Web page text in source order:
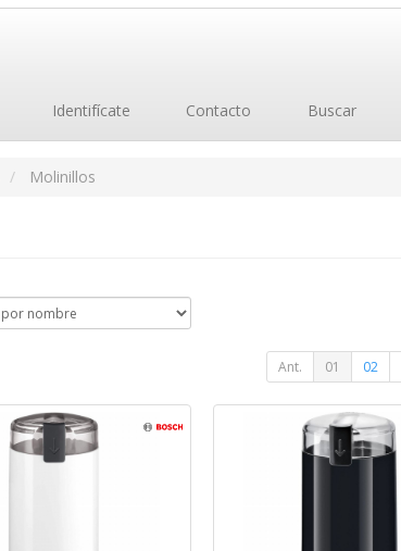
Identifícate Contacto Buscar
Molinillos
Ant. 01 02